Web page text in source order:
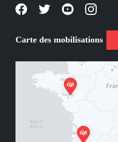
Carte des mobilisations